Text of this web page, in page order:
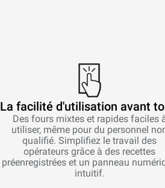
La facilité d'utilisation avant
Des fours mixtes et rapides faciles
utiliser, même pour du personnel
qualifié. Simplifiez le travail des
opérateurs grâce à des recettes
préenregistrées et un panneau
intuitif.